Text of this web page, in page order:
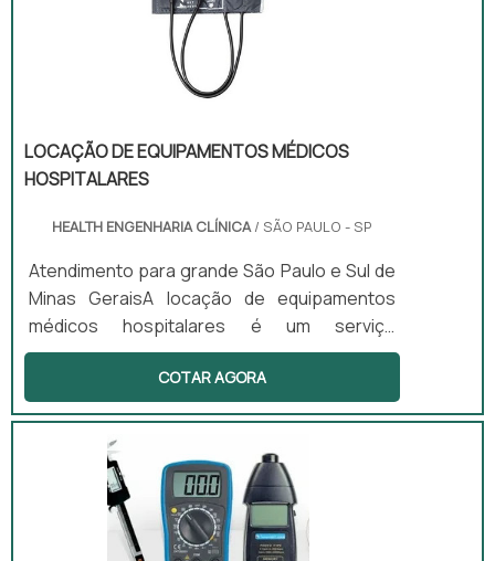
que entra em cena após o equipamento
apresentar falhas e erros e pode trocar as
peças do que estão quebradas por peças
novas que cumprem as mesmas funções, t.
LOCAÇÃO DE EQUIPAMENTOS MÉDICOS
HOSPITALARES
HEALTH ENGENHARIA CLÍNICA/ SÃO PAULO - SP
Atendimento para grande São Paulo e Sul de
Minas GeraisA locação de equipamentos
médicos hospitalares é um serviço
fundamental pois esses aparelhos têm
importância vital na vida das pessoas. Por
isso, é fundamental conhecer uma boa
empresa, que oferece materiais com
excelente performance, para que sejam
evitadas possíveis falhas.Características
importantes do serviçoO aluguel de
produtos hospitalares é muito importante
COTAR AGORA